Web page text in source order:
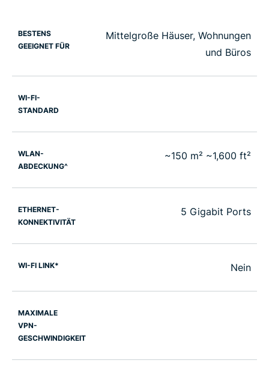
BESTENS
GEEIGNET FÜR
Mittelgroße Häuser, Wohnungen
und Büros
WI-FI-
STANDARD
WLAN-
ABDECKUNG^
~150 m² ~1,600 ft²
ETHERNET-
KONNEKTIVITÄT
5 Gigabit Ports
WI-FI LINK* Nein
MAXIMALE
VPN-
GESCHWINDIGKEIT